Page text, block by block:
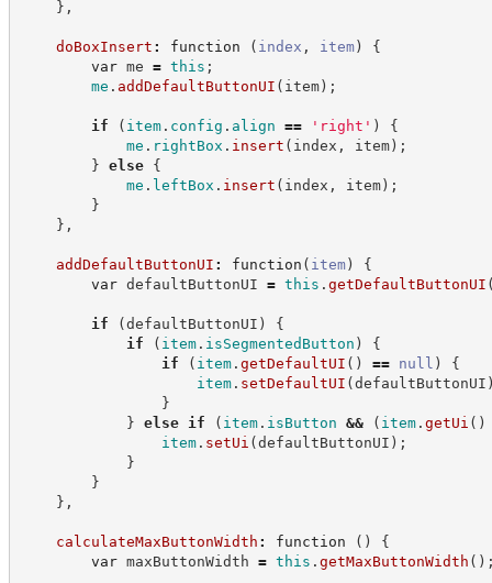
} ,
doBoxInsert : function ( index , item)
{
var me = this ;
me . addDefaultButtonUI ( item) ;
if ( item. config . align == ' right ' )
{
me . rightBox . insert ( index , item) ;
} else
{
me . leftBox . insert ( index , item) ;
}
} ,
addDefaultButtonUI : function ( item)
{
var defaultButtonUI = this . getDefaultButtonUI
if (defaultButtonUI )
{
if
( item. isSegmentedButton )
{
if
( item. getDefaultUI ( ) == null )
{
item. setDefaultUI (defaultButtonUI
}
} else if ( item. isButton && ( item. getUi ( )
item. setUi (defaultButtonUI ) ;
}
}
} ,
calculateMaxButtonWidth : function ( )
{
var maxButtonWidth = this . getMaxButtonWidth ( )